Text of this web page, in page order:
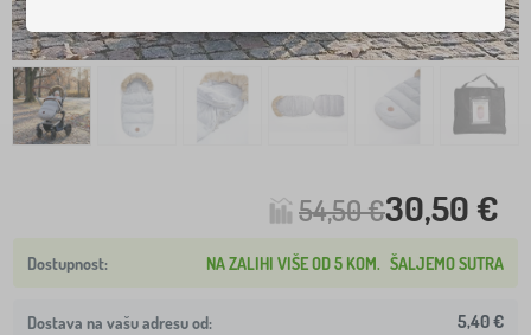
54,50 €30,50 €
NA ZALIHI VIŠE OD 5 KOM. ŠALJEMO SUTRA
Dostava na vašu adresu od: 5,40 €